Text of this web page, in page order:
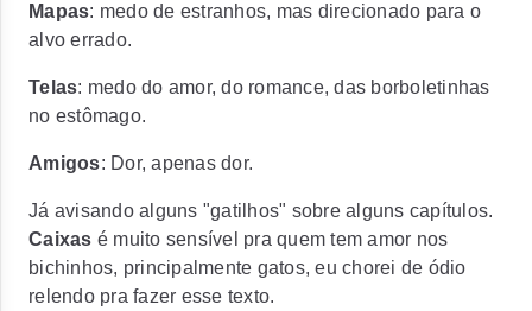
Mapas: medo de estranhos, mas direcionado para o
alvo errado.
Telas: medo do amor, do romance, das borboletinhas
no estômago.
Amigos: Dor, apenas dor.
Já avisando alguns "gatilhos" sobre alguns capítulos.
Caixas é muito sensível pra quem tem amor nos
bichinhos, principalmente gatos, eu chorei de ódio
relendo pra fazer esse texto.